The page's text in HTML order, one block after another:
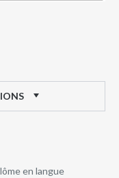
en langue